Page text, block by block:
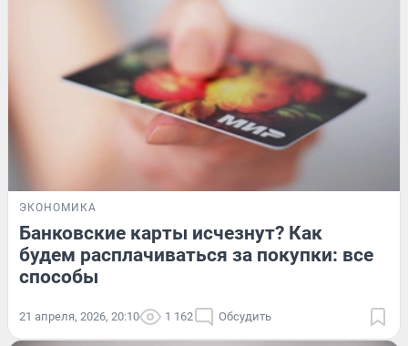
ЭКОНОМИКА
Банковские карты исчезнут? Как
будем расплачиваться за покупки: все
способы
21 апреля, 2026, 20:10 1 162 Обсудить